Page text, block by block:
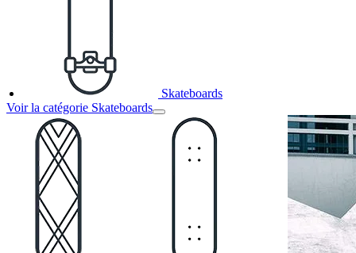
Skateboards
Voir la catégorie Skateboards